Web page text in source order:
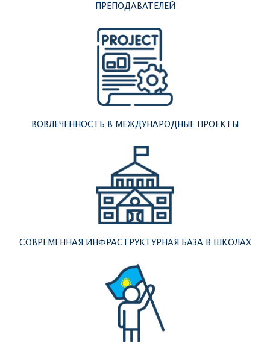
ПРЕПОДАВАТЕЛЕЙ
ВОВЛЕЧЕННОСТЬ В МЕЖДУНАРОДНЫЕ ПРОЕКТЫ
СОВРЕМЕННАЯ ИНФРАСТРУКТУРНАЯ БАЗА В ШКОЛАХ